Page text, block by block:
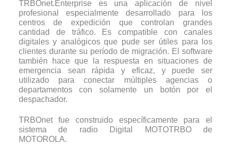
TRBOnet.Enterprise es una aplicación de nivel
profesional especialmente desarrollado para los
centros de expedición que controlan grandes
cantidad de tráfico. Es compatible con canales
digitales y analógicos que pude ser útiles para los
clientes durante su período de migración. El software
también hace que la respuesta en situaciones de
emergencia sean rápida y eficaz, y puede ser
utilizado para conectar múltiples agencias o
departamentos con solamente un botón por el
despachador.
TRBOnet fue construido específicamente para el
sistema de radio Digital MOTOTRBO de
MOTOROLA.